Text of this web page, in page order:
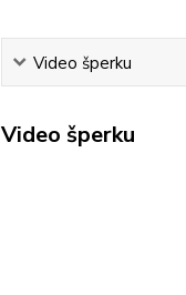
Video šperku
Video šperku